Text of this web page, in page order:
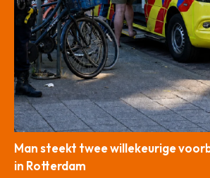
Man steekt twee willekeurige
in Rotterdam